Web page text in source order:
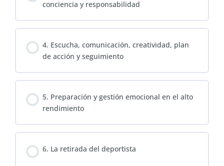
conciencia y responsabilidad
4. Escucha, comunicación, creatividad, plan
de acción y seguimiento
5. Preparación y gestión emocional en el alto
rendimiento
6. La retirada del deportista